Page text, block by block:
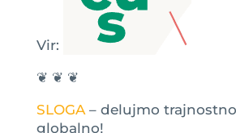
Vir:
❦ ❦ ❦
SLOGA– delujmo
globalno!